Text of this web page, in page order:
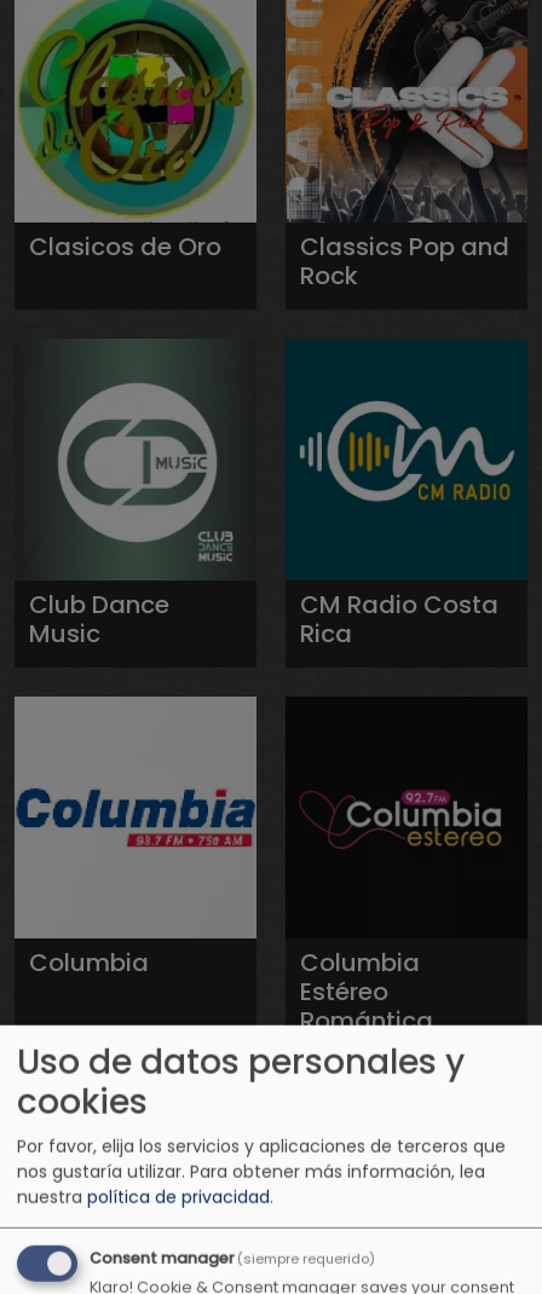
Clasicos de Oro
Classics Pop and
Rock
Club Dance
Music
CM Radio Costa
Rica
Columbia
Columbia
Estéreo
Romántica
Uso de datos personales y
cookies
Por favor, elija los servicios y aplicaciones de terceros que
nos gustaría utilizar. Para obtener más información, lea
nuestra política de privacidad.
Consent manager(siempre requerido)
Klaro! Cookie & Consent manager saves your consent